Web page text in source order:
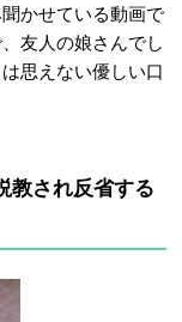
かせている動画で
友人の娘さんでし
思えない優しい口
され反省する